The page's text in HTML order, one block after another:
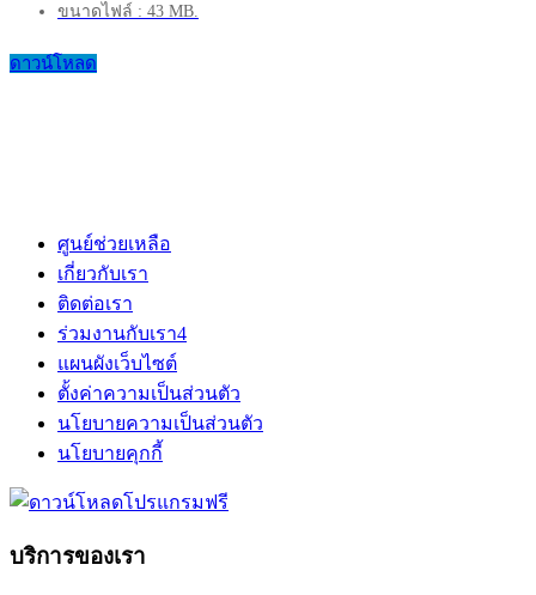
ขนาดไฟล์ : 43 MB.
ดาวน์โหลด
ศูนย์ช่วยเหลือ
เกี่ยวกับเรา
ติดต่อเรา
ร่วมงานกับเรา4
แผนผังเว็บไซต์
ตั้งค่าความเป็นส่วนตัว
นโยบายความเป็นส่วนตัว
นโยบายคุกกี้
บริการของเรา